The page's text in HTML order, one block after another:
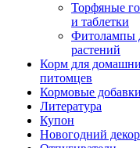
Торфяные
и таблетки
Фитолампы
растений
Корм для
питомцев
Кормовые добавки
Литература
Купон
Новогодний декор